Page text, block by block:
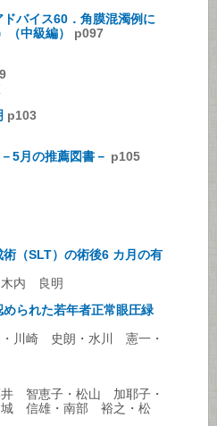
バイス60．角膜混濁例に
中級編）
p097
p103
5月の推薦図書－ p105
（SLT）の術後6 カ月の有
内 良明
られた若年者正常眼圧緑
川崎 史朗・水川 憲一・
智恵子・松山 加耶子・
信雄・南部 裕之・松